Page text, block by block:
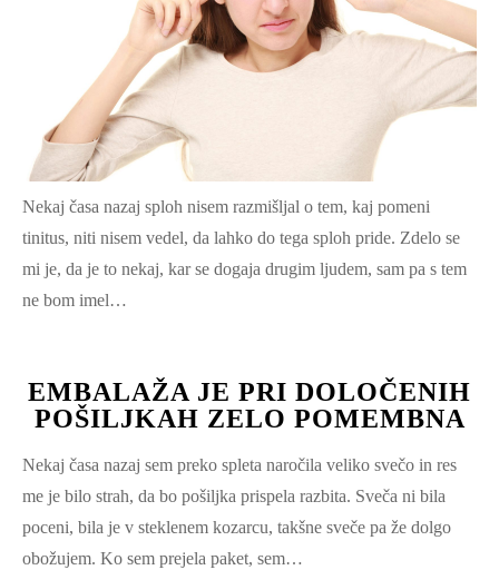
Nekaj časa nazaj sploh nisem razmišljal o tem, kaj pomeni
tinitus, niti nisem vedel, da lahko do tega sploh pride. Zdelo se
mi je, da je to nekaj, kar se dogaja drugim ljudem, sam pa s tem
ne bom imel…
EMBALAŽA JE PRI DOLOČENIH
POŠILJKAH ZELO POMEMBNA
Nekaj časa nazaj sem preko spleta naročila veliko svečo in res
me je bilo strah, da bo pošiljka prispela razbita. Sveča ni bila
poceni, bila je v steklenem kozarcu, takšne sveče pa že dolgo
obožujem. Ko sem prejela paket, sem…